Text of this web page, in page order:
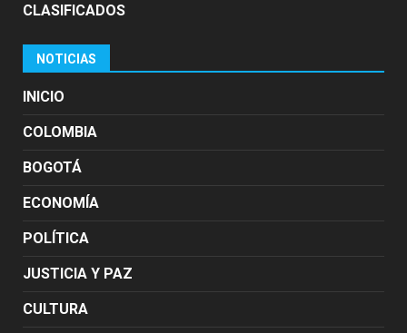
CLASIFICADOS
NOTICIAS
INICIO
COLOMBIA
BOGOTÁ
ECONOMÍA
POLÍTICA
JUSTICIA Y PAZ
CULTURA